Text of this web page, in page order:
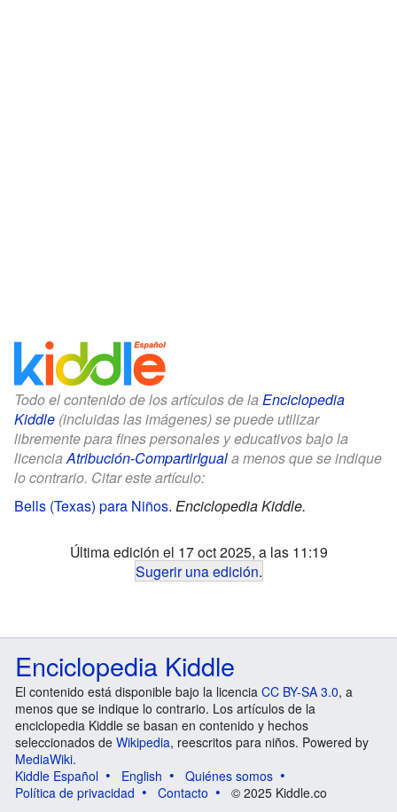
Todo el contenido de los artículos de la Enciclopedia
Kiddle (incluidas las imágenes) se puede utilizar
libremente para fines personales y educativos bajo la
licenciaAtribución-CompartirIguala menos que se indique
lo contrario. Citar este artículo:
Bells (Texas) para Niños. Enciclopedia Kiddle.
Última edición el 17 oct 2025, a las 11:19
Sugerir una edición.
Enciclopedia Kiddle
El contenido está disponible bajo la licencia CC BY-SA 3.0, a
menos que se indique lo contrario. Los artículos de la
enciclopedia Kiddle se basan en contenido y hechos
seleccionados de Wikipedia, reescritos para niños. Powered by
MediaWiki.
Kiddle Español
English
Quiénes somos
Política de privacidad
Contacto © 2025 Kiddle.co